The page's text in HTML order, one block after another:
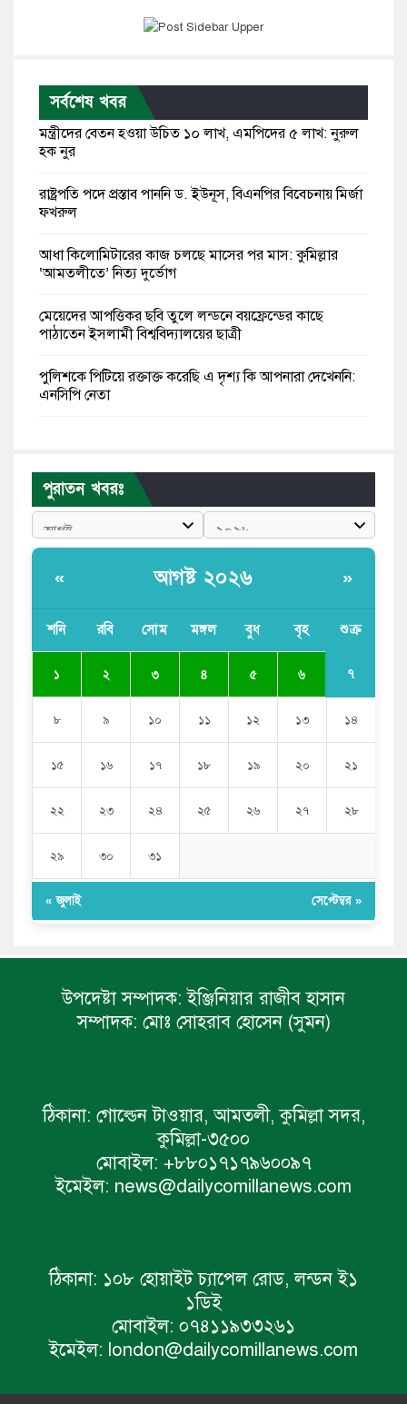
সর্বশেষ খবর
মন্ত্রীদের বেতন হওয়া উচিত ১০ লাখ, এমপিদের ৫ লাখ: নুরুল
হক নুর
রাষ্ট্রপতি পদে প্রস্তাব পাননি ড. ইউনূস, বিএনপির বিবেচনায় মির্জা
ফখরুল
আধা কিলোমিটারের কাজ চলছে মাসের পর মাস: কুমিল্লার
‘আমতলীতে’ নিত্য দুর্ভোগ
মেয়েদের আপত্তিকর ছবি তুলে লন্ডনে বয়ফ্রেন্ডের কাছে
পাঠাতেন ইসলামী বিশ্ববিদ্যালয়ের ছাত্রী
পুলিশকে পিটিয়ে রক্তাক্ত করেছি এ দৃশ্য কি আপনারা দেখেননি:
এনসিপি নেতা
বাংলাদেশী কর্মীদের আকামা নিয়ে বড় সুখবর দিলো সৌদি
সরকার
ভারতের পূর্ব সীমান্তে এখন ‘আরেকটি পাকিস্তান’ গড়ে উঠেছে:
যে ডকুমেন্টারিতে আবু সাঈদের ছবি নেই, সেটা কোনো
পুরাতন খবরঃ
« আগষ্ট ২০২৬ »
শনি রবি সোম মঙ্গল বুধ বৃহ শুক্র
১ ২ ৩ ৪ ৫ ৬ ৭
৮ ৯ ১০ ১১ ১২ ১৩ ১৪
১৫ ১৬ ১৭ ১৮ ১৯ ২০ ২১
২২ ২৩ ২৪ ২৫ ২৬ ২৭ ২৮
২৯ ৩০ ৩১
« জুলাই সেপ্টেম্বর »
উপদেষ্টা সম্পাদক: ইঞ্জিনিয়ার রাজীব হাসান
সম্পাদক: মোঃ সোহরাব হোসেন (সুমন)
ঠিকানা: গোল্ডেন টাওয়ার, আমতলী, কুমিল্লা সদর,
কুমিল্লা-৩৫০০
মোবাইল: +৮৮০১৭১৭৯৬০০৯৭
ইমেইল: news@dailycomillanews.com
ঠিকানা: ১০৮ হোয়াইট চ্যাপেল রোড, লন্ডন ই১
১ডিই
মোবাইল: ০৭৪১১৯৩৩২৬১
ইমেইল: london@dailycomillanews.com